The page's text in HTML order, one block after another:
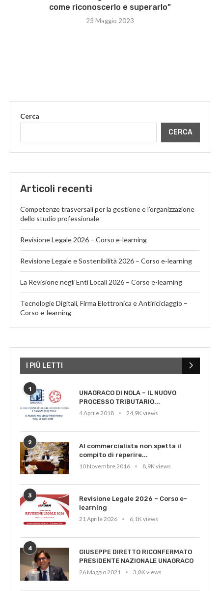
come riconoscerlo e superarlo”
23 Maggio 2023
Cerca
CERCA
Articoli recenti
Competenze trasversali per la gestione e l’organizzazione
dello studio professionale
Revisione Legale 2026 – Corso e-learning
Revisione Legale e Sostenibilità 2026 – Corso e-learning
La Revisione negli Enti Locali 2026 – Corso e-learning
Tecnologie Digitali, Firma Elettronica e Antiriciclaggio –
Corso e-learning
I PIÙ LETTI
1
UNAGRACO DI NOLA – IL NUOVO
PROCESSO TRIBUTARIO...
4 Aprile 2018
24,9K views
2
Al commercialista non spetta il
compito di reperire...
10 Novembre 2016
8,9K views
3
Revisione Legale 2026 – Corso e-
learning
21 Aprile 2026
6,1K views
4
GIUSEPPE DIRETTO RICONFERMATO
PRESIDENTE NAZIONALE UNAGRACO
26 Maggio 2021
3,8K views